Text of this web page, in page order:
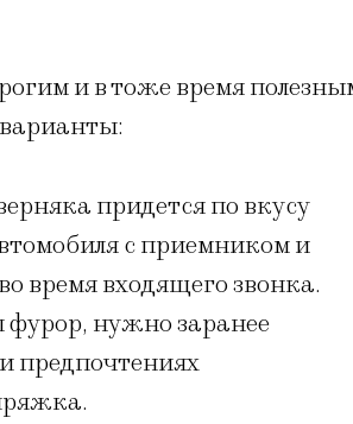
и в тоже время
придется по вкусу
с приемником и
время входящего звонка.
нужно заранее
предпочтениях